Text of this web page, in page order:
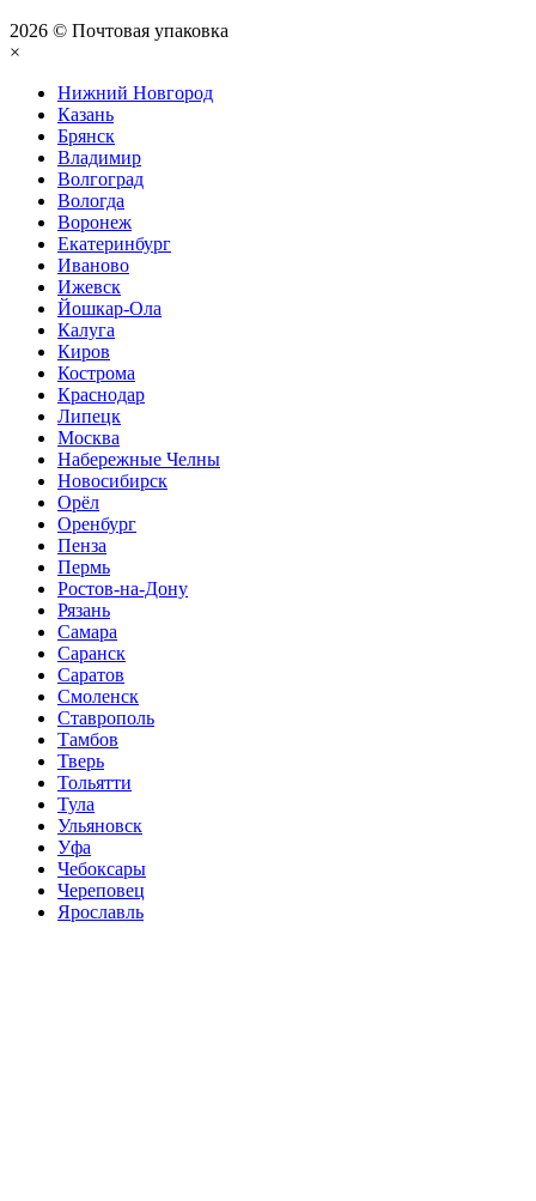
2026 © Почтовая упаковка
×
Нижний Нoвгород
Казань
Брянск
Владимир
Волгоград
Вологда
Воронеж
Екатеринбург
Иваново
Ижевск
Йошкар-Ола
Калуга
Киров
Кострома
Краснодар
Липецк
Москва
Набережные Челны
Новосибирск
Орёл
Оренбург
Пенза
Пермь
Ростов-на-Дону
Рязань
Самара
Саранск
Саратов
Смоленск
Ставрополь
Тамбов
Тверь
Тольятти
Тула
Ульяновск
Уфа
Чебоксары
Череповец
Ярославль